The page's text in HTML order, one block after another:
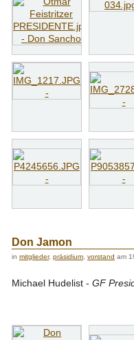
Don Jamon
in mitglieder, präsidium vorstand am
Michael Hudelist - GF